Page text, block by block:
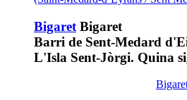
Bigaret Bigaret
Barri de Sent-Medard
L'Isla Sent-Jòrgi. Quina